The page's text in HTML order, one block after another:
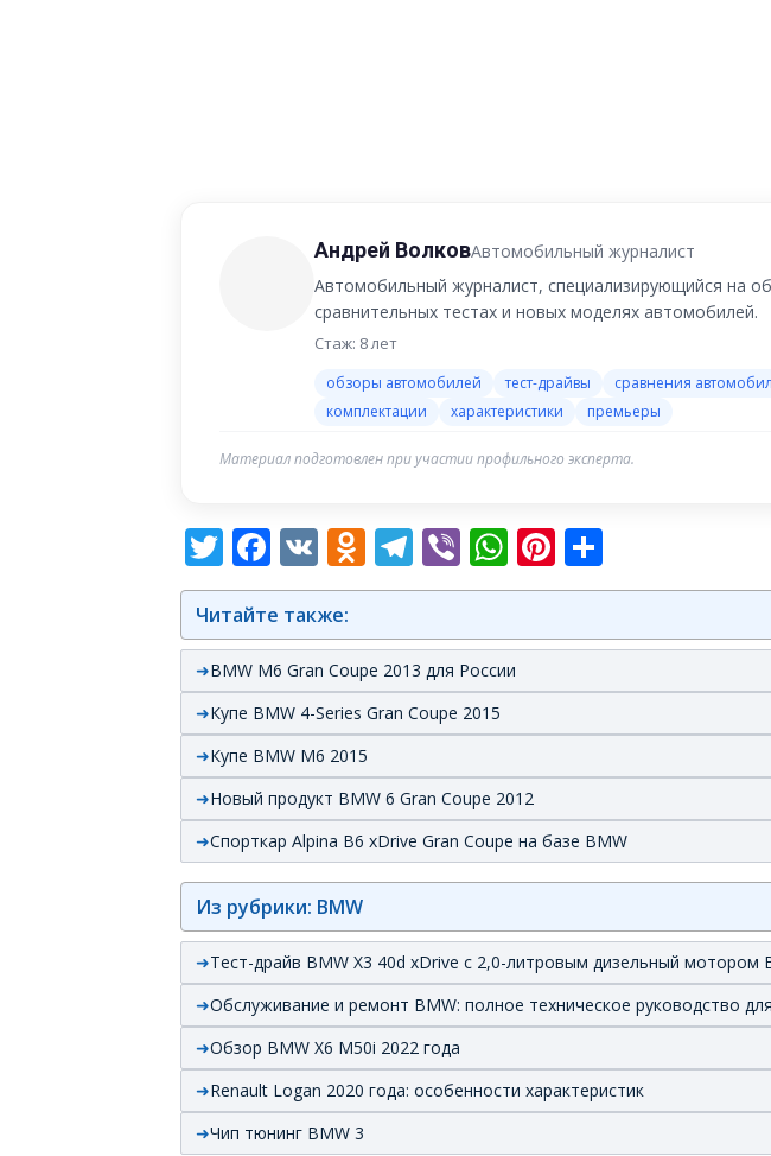
Андрей ВолковАвтомобильный журналист
Автомобильный журналист, специализирующийся на
сравнительных тестах и новых моделях автомобилей.
Стаж: 8 лет
обзоры автомобилей тест-драйвы сравнения
комплектации
характеристики премьеры
Материал подготовлен при участии профильного эксперта.
Twitter
Facebook
VK Odnoklassniki
Telegram
ViberWhatsApp
Pinterest
Читайте также:
BMW M6 Gran Coupe 2013 для России
Купе BMW 4-Series Gran Coupe 2015
Купе BMW M6 2015
Новый продукт BMW 6 Gran Coupe 2012
Спорткар Alpina B6 xDrive Gran Coupe на базе BMW
Из рубрики: BMW
Тест-драйв BMW X3 40d xDrive с 2,0-литровым дизельный мотором
Обслуживание и ремонт BMW: полное техническое руководство
Обзор BMW X6 M50i 2022 года
Renault Logan 2020 года: особенности характеристик
Чип тюнинг BMW 3